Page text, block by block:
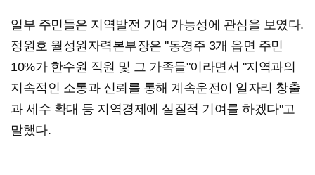
일부 주민들은 지역발전 기여 가능성에 관심을 보였다.
정원호 월성원자력본부장은 "동경주 3개 읍면 주민
10%가 한수원 직원 및 그 가족들"이라면서 "지역과의
지속적인 소통과 신뢰를 통해 계속운전이 일자리 창출
과 세수 확대 등 지역경제에 실질적 기여를 하겠다"고
말했다.